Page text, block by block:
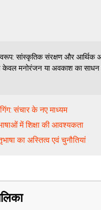
सांस्कृतिक संरक्षण और
केवल मनोरंजन या अवकाश का साधन
संचार के नए माध्यम
में शिक्षा की आवश्यकता
का अस्तित्व एवं चुनौतियां